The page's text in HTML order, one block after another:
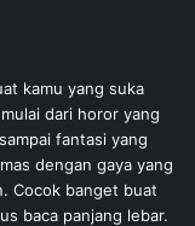
kamu yang suka
dari horor yang
fantasi yang
dengan gaya yang
Cocok banget buat
baca panjang lebar.